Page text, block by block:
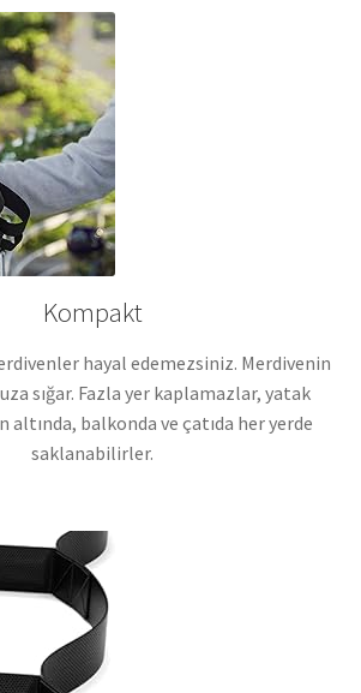
Kompakt
hayal edemezsiniz. Merdivenin
sığar. Fazla yer kaplamazlar, yatak
altında, balkonda ve çatıda her yerde
saklanabilirler.